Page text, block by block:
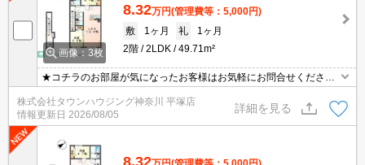
画像：3枚
8.32万円(管理費等：5,000円)
敷
1ヶ月 礼
1ヶ月
2階
2LDK 49.71m²
★コチラのお部屋が気になったお客様はお気軽にお問合せください
ませ★専門スタッフが詳細情報をご案内させていただきます！もち
ろん、他の物件もまとめてご紹介可能です！
株式会社タウンハウジング神奈川 平塚店
情報更新日 2026/08/05
詳細を見る
8.32万円(管理費等：5,000円)